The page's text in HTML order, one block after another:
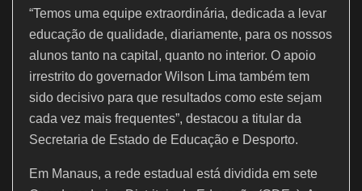
“Temos uma equipe extraordinária, dedicada a levar
educação de qualidade, diariamente, para os nossos
alunos tanto na capital, quanto no interior. O apoio
irrestrito do governador Wilson Lima também tem
sido decisivo para que resultados como este sejam
cada vez mais frequentes”, destacou a titular da
Secretaria de Estado de Educação e Desporto.
Em Manaus, a rede estadual está dividida em sete